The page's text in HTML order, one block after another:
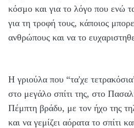
κόσμο και για το λόγο που ενώ
για τη τροφή τους, κάποιος
ανθρώπους και να το
Η γριούλα που “τα'χε
στο μεγάλο σπίτι της, στο
Πέμπτη βράδυ, με τον ήχο της
και να γεμίζει αόρατα το σπίτι